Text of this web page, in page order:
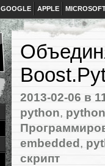
GOOGLE APPLE
2013-02-06 в
python,
embedded,
скрипт